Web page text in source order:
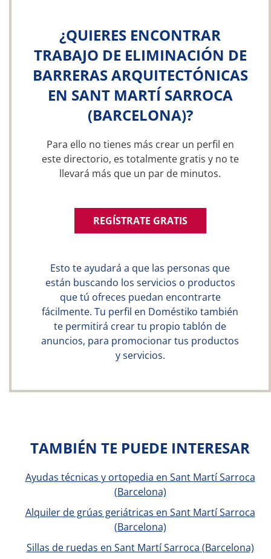
¿QUIERES ENCONTRAR
TRABAJO DE ELIMINACIÓN DE
BARRERAS ARQUITECTÓNICAS
EN SANT MARTÍ SARROCA
(BARCELONA)?
Para ello no tienes más crear un perfil en
este directorio, es totalmente gratis y no te
llevará más que un par de minutos.
REGÍSTRATE GRATIS
Esto te ayudará a que las personas que
están buscando los servicios o productos
que tú ofreces puedan encontrarte
fácilmente. Tu perfil en Doméstiko también
te permitirá crear tu propio tablón de
anuncios, para promocionar tus productos
y servicios.
TAMBIÉN TE PUEDE INTERESAR
Ayudas técnicas y ortopedia en Sant Martí Sarroca
(Barcelona)
Alquiler de grúas geriátricas en Sant Martí Sarroca
(Barcelona)
Sillas de ruedas en Sant Martí Sarroca (Barcelona)